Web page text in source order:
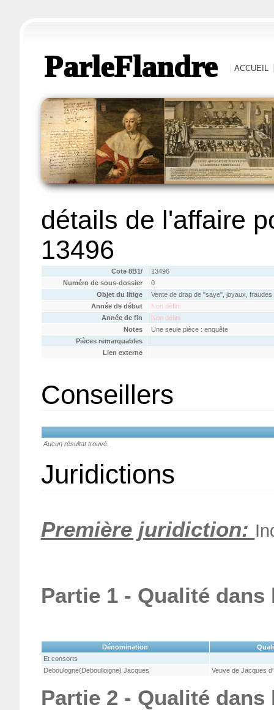
ParleFlandre ACCUEIL
détails de l'affaire
13496
Cote 8B1/
13496
Numéro de sous-dossier
0
Objet du litige
Vente de drap de "saye", joyaux,
Année de début
Non défini
Année de fin
Non défini
Notes
Une seule pièce : enquête
Pièces remarquables
Lien externe
Conseillers
Aucun résultat trouvé.
Juridictions
Première juridiction:
Partie 1 - Qualité
Dénomination
Et consorts
Deboulogne(Deboulloigne) Jacques
Veuve de Jacques
Partie 2 - Qualité